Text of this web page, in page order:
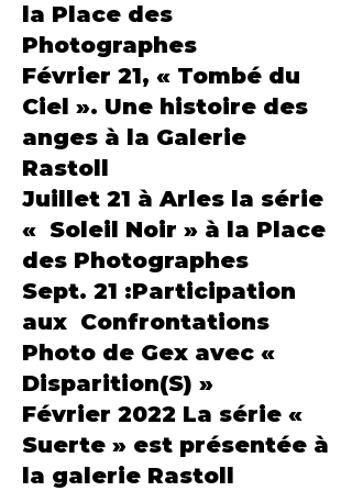
la Place des
Photographes
Février 21, « Tombé du
Ciel ». Une histoire des
anges à la Galerie
Rastoll
Juillet 21 à Arles la série
« Soleil Noir » à la Place
des Photographes
Sept. 21 :Participation
aux Confrontations
Photo de Gex avec «
Disparition(S) »
Février 2022 La série «
Suerte » est présentée à
la galerie Rastoll